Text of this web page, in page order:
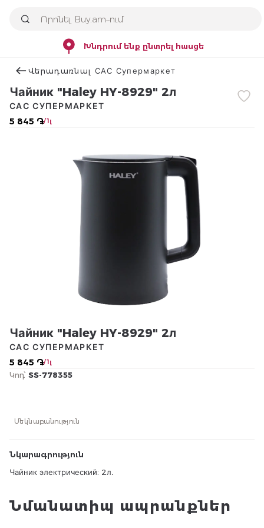
Խնդրում ենք ընտրել հասցե
Վերադառնալ САС Супермаркет
Чайник "Haley HY-8929" 2л
5 845 ֏/ 1լ
САС СУПЕРМАРКЕТ
Чайник "Haley HY-8929" 2л
5 845 ֏/ 1լ
САС СУПЕРМАРКЕТ
Կոդ՝ SS-778355
Մեկնաբանություն
Նկարագրություն
Чайник электрический։ 2л․
Նմանատիպ ապրանքներ